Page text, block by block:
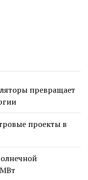
превращает
проекты в